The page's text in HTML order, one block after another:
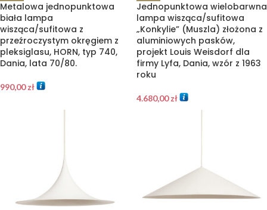
Metalowa jednopunktowa
biała lampa
wisząca/sufitowa z
przeźroczystym okręgiem z
pleksiglasu, HORN, typ 740,
Dania, lata 70/80.
990,00zł
Jednopunktowa wielobarwna
lampa wisząca/sufitowa
„Konkylie” (Muszla) złożona z
aluminiowych pasków,
projekt Louis Weisdorf dla
firmy Lyfa, Dania, wzór z 1963
roku
4.680,00zł